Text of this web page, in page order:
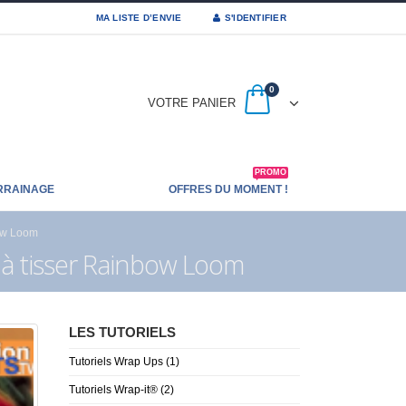
MA LISTE D’ENVIE S'IDENTIFIER
VOTRE PANIER
0
OFFRES DU MOMENT !
PROMO
Loom
tisser Rainbow Loom
LES TUTORIELS
Tutoriels Wrap Ups (1)
Tutoriels Wrap-it® (2)